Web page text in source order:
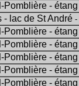
Pomblière -
- lac de St André -
Pomblière -
Pomblière -
Pomblière -
Pomblière -
Pomblière -